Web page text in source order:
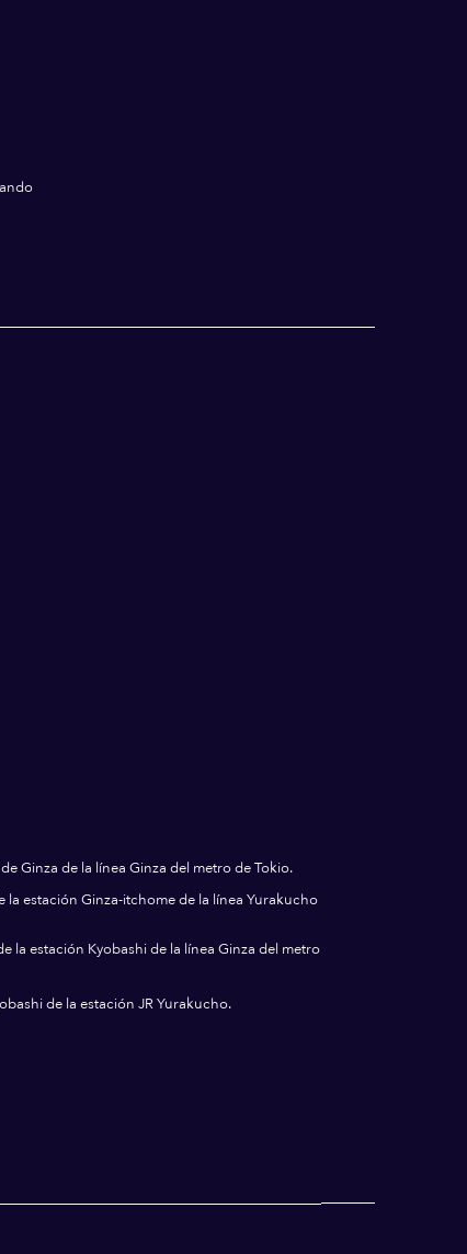
Ginza de la línea Ginza del metro de Tokio.
la estación Ginza-itchome de la línea Yurakucho
la estación Kyobashi de la línea Ginza del metro
de la estación JR Yurakucho.